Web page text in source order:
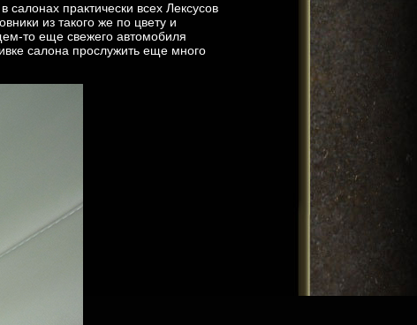
практически всех Лексусов
из такого же по цвету и
то еще свежего автомобиля
салона прослужить еще много